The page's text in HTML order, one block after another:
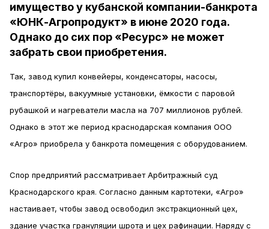
имущество у кубанской компании-банкрота
«ЮНК-Агропродукт» в июне 2020 года.
Однако до сих пор «Ресурс» не может
забрать свои приобретения.
Так, завод купил конвейеры, конденсаторы, насосы,
транспортёры, вакуумные установки, ёмкости с паровой
рубашкой и нагреватели масла на 707 миллионов рублей.
Однако в этот же период краснодарская компания ООО
«Агро» приобрела у банкрота помещения с оборудованием.
Спор предприятий рассматривает Арбитражный суд
Краснодарского края. Согласно данным картотеки, «Агро»
настаивает, чтобы завод освободил экстракционный цех,
здание участка грануляции шрота и цех рафинации. Наряду с